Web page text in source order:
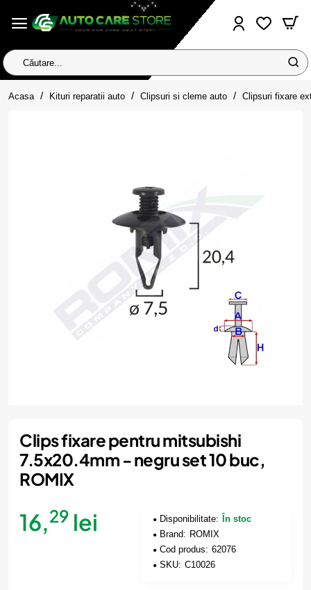
Căutare...
Acasa homeKituri reparatii auto Clipsuri si cleme auto Clipsuri fixare
Clips fixare pentru mitsubishi
7.5x20.4mm - negru set 10 buc,
ROMIX
16,29 lei Disponibilitate:
În stoc
Brand: ROMIX
Cod produs: 62076
SKU: C10026